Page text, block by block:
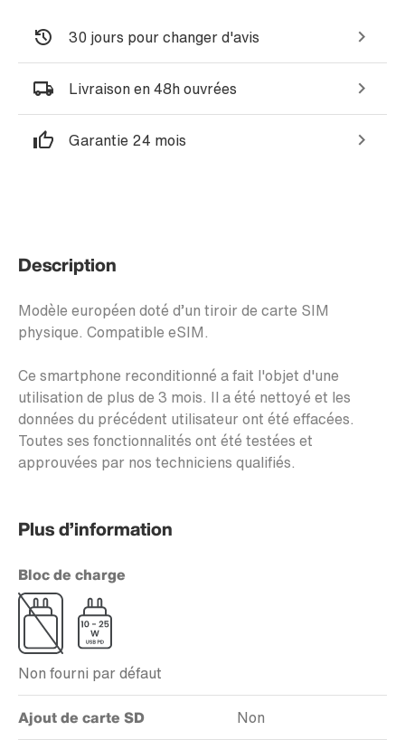
30 jours pour changer d'avis
Livraison en 48h ouvrées
Garantie 24 mois
Description
Modèle européen doté d’un tiroir de carte SIM
physique. Compatible eSIM.
Ce smartphone reconditionné a fait l'objet d'une
utilisation de plus de 3 mois. Il a été nettoyé et les
données du précédent utilisateur ont été effacées.
Toutes ses fonctionnalités ont été testées et
approuvées par nos techniciens qualifiés.
Plus d’information
Bloc de charge
Non fourni par défaut
Ajout de carte SD Non